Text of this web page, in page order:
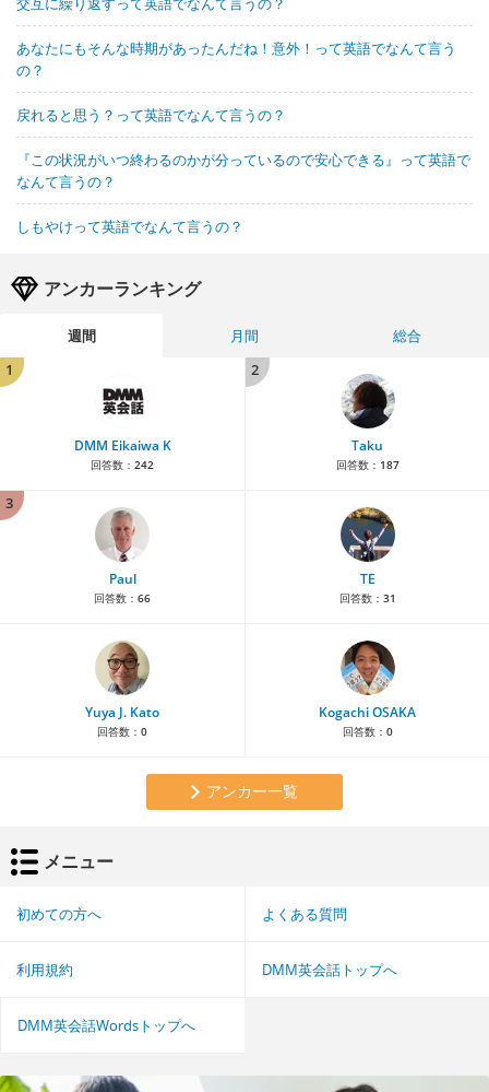
あなたにもそんな時期があったんだね！意外！って英語でなんて言う
の？
戻れると思う？って英語でなんて言うの？
『この状況がいつ終わるのかが分っているので安心できる』って英語で
なんて言うの？
しもやけって英語でなんて言うの？
アンカーランキング
週間 月間
総合
1
DMM Eikaiwa K
回答数： 242
2
Taku
回答数： 187
3
Paul
回答数： 66
TE
回答数： 31
Yuya J. Kato
回答数： 0
Kogachi OSAKA
回答数： 0
アンカー一覧
メニュー
初めての方へ よくある質問
利用規約 DMM英会話トップへ
DMM英会話Wordsトップへ